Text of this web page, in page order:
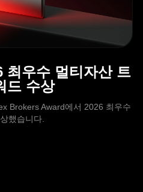
우수 멀티자산 트
드 수상
Brokers Award에서 2026 최우수
했습니다.